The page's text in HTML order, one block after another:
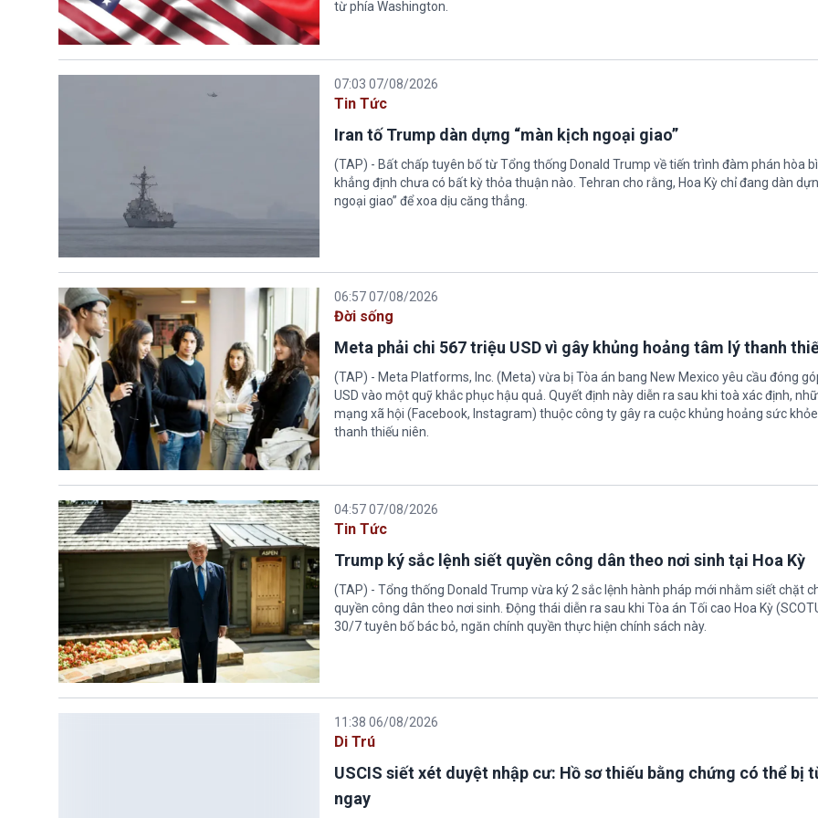
từ phía Washington.
07:03 07/08/2026
Tin Tức
Iran tố Trump dàn dựng “màn kịch ngoại giao”
(TAP) - Bất chấp tuyên bố từ Tổng thống Donald Trump về tiến trình đàm phán hòa
khẳng định chưa có bất kỳ thỏa thuận nào. Tehran cho rằng, Hoa Kỳ chỉ đang dàn
ngoại giao” để xoa dịu căng thẳng.
06:57 07/08/2026
Đời sống
Meta phải chi 567 triệu USD vì gây khủng hoảng tâm lý thanh
(TAP) - Meta Platforms, Inc. (Meta) vừa bị Tòa án bang New Mexico yêu cầu đóng
USD vào một quỹ khắc phục hậu quả. Quyết định này diễn ra sau khi toà xác định,
mạng xã hội (Facebook, Instagram) thuộc công ty gây ra cuộc khủng hoảng sức
thanh thiếu niên.
04:57 07/08/2026
Tin Tức
Trump ký sắc lệnh siết quyền công dân theo nơi sinh tại Hoa Kỳ
(TAP) - Tổng thống Donald Trump vừa ký 2 sắc lệnh hành pháp mới nhằm siết chặt
quyền công dân theo nơi sinh. Động thái diễn ra sau khi Tòa án Tối cao Hoa Kỳ
30/7 tuyên bố bác bỏ, ngăn chính quyền thực hiện chính sách này.
11:38 06/08/2026
Di Trú
USCIS siết xét duyệt nhập cư: Hồ sơ thiếu bằng chứng có thể bị
ngay